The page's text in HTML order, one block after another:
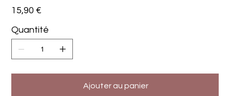
Prix
15,90 €
Quantité
Ajouter au panier